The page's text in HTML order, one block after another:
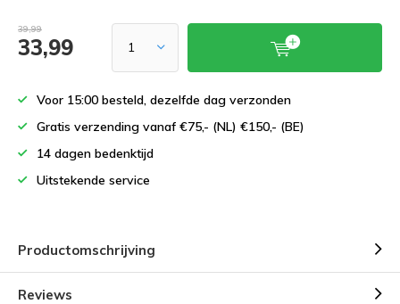
39,99
33,99
Voor 15:00 besteld, dezelfde dag verzonden
Gratis verzending vanaf €75,- (NL) €150,- (BE)
14 dagen bedenktijd
Uitstekende service
Productomschrijving
Reviews